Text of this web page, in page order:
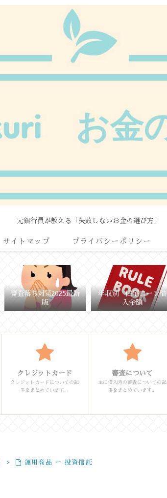
元銀行員が教える「失敗しないお金の選び方」
サイトマップ プライバシーポリシー
審査落ち対策2025最新
版
年収別 住宅ローン借
入金額
クレジットカード
クレジットカードについての記
事をまとめています。
審査について
主に借入時の審査についての記
事をまとめています。
運用商品 ー 投資信託